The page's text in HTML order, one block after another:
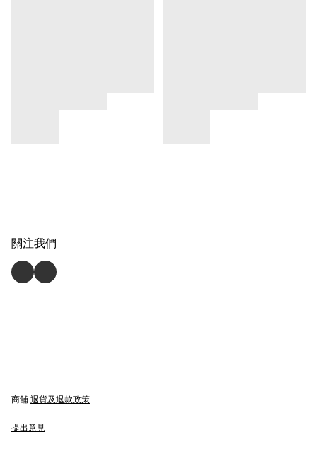
關注我們
商舖 退貨及退款政策
提出意見